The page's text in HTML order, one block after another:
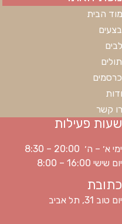
הבית
קשר
שעות פעילות
ימי א׳ – ה׳ 20:00 – 8:30
יום שישי 16:00 – 8:00
כתובת
יום טוב 31, תל אביב